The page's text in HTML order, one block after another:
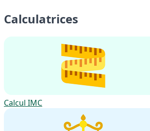
Calculatrices
Calcul IMC